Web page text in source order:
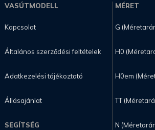
VASÚTMODELL
Kapcsolat
Általános szerződési feltételek
Adatkezelési tájékoztató
Állásajánlat
SEGÍTSÉG
MÉRET
G
H0
H0em
TT
N